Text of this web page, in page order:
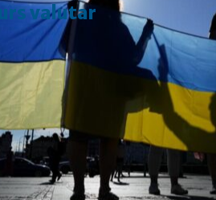
valutar
Curs valutar: 07 Aug 2026
EUR
: 5,2554 RON
+0,0041 ▲
: 4,5584 RON
+0,0077 ▲
: 5,6244 RON
+0,0023 ▲
GBP : 6,1277 RON
+0,0041 ▲
Convertor valutar